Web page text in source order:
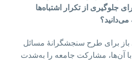
جلوگیری از تکرار اشتباه‌ها
برای طرح سنجشگرانهٔ مسائل
با آن‌ها، مشارکت جامعه را به‌شدت